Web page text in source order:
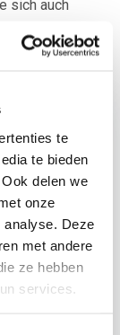
te
te bieden
delen we
onze
analyse. Deze
met andere
ze hebben
services.
sich auch